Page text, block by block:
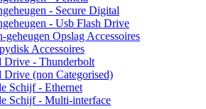
- Secure Digital
- Usb Flash Drive
geheugen Opslag Accessoires
Accessoires
Drive - Thunderbolt
Drive (non Categorised)
Schijf - Ethernet
Schijf - Multi-interface